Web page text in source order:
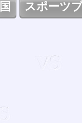
国 スポーツ